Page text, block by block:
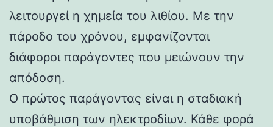
λειτουργεί η χημεία του λιθίου. Με την
πάροδο του χρόνου, εμφανίζονται
διάφοροι παράγοντες που μειώνουν την
απόδοση.
Ο πρώτος παράγοντας είναι η σταδιακή
υποβάθμιση των ηλεκτροδίων. Κάθε φορά